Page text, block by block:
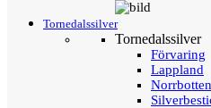
Tornedalssilver
Tornedalssilver
Förvaring
Lappland
Norrbotten